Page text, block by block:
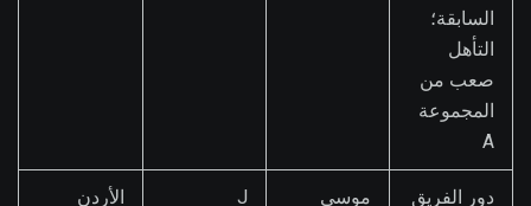
السابقة؛
التأهل
صعب من
المجموعة
A
دور الفريق موسى J الأردن